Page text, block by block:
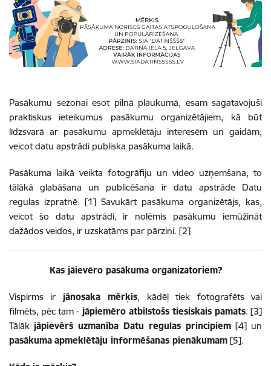
Pasākumu sezonai esot pilnā plaukumā, esam sagatavojuši
praktiskus ieteikumus pasākumu organizētājiem, kā būt
līdzsvarā ar pasākumu apmeklētāju interesēm un gaidām,
veicot datu apstrādi publiska pasākuma laikā.
Pasākuma laikā veikta fotogrāfiju un video uzņemšana, to
tālākā glabāšana un publicēšana ir datu apstrāde Datu
regulas izpratnē. [1] Savukārt pasākuma organizētājs, kas,
veicot šo datu apstrādi, ir nolēmis pasākumu iemūžināt
dažādos veidos, ir uzskatāms par pārzini. [2]
Kas jāievēro pasākuma organizatoriem?
Vispirms ir jānosaka mērķis, kādēļ tiek fotografēts vai
filmēts, pēc tam - jāpiemēro atbilstošs tiesiskais pamats. [3]
Tālāk jāpievērš uzmanība Datu regulas principiem [4] un
pasākuma apmeklētāju informēšanas pienākumam [5].